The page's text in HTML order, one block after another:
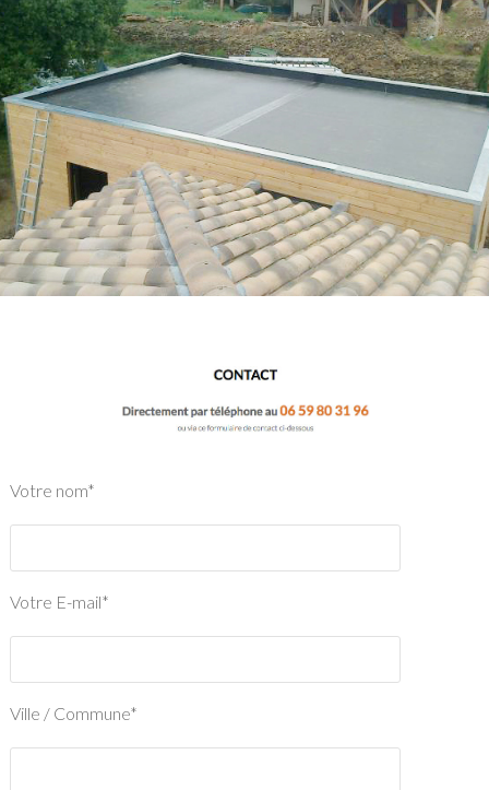
Votre nom*
Votre E-mail*
Ville / Commune*